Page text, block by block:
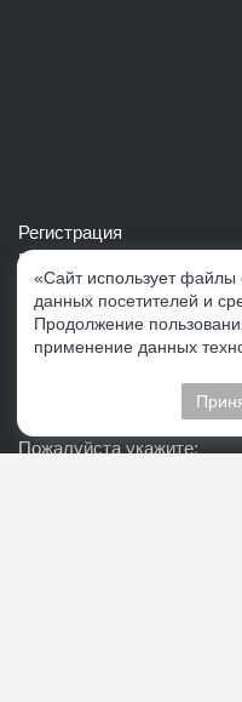
Регистрация
Войти в свой аккаунт
Скачать каталог
Следите за нами
Пожалуйста укажите:
«Сайт использует файлы
данных посетителей и
Продолжение
применение данных